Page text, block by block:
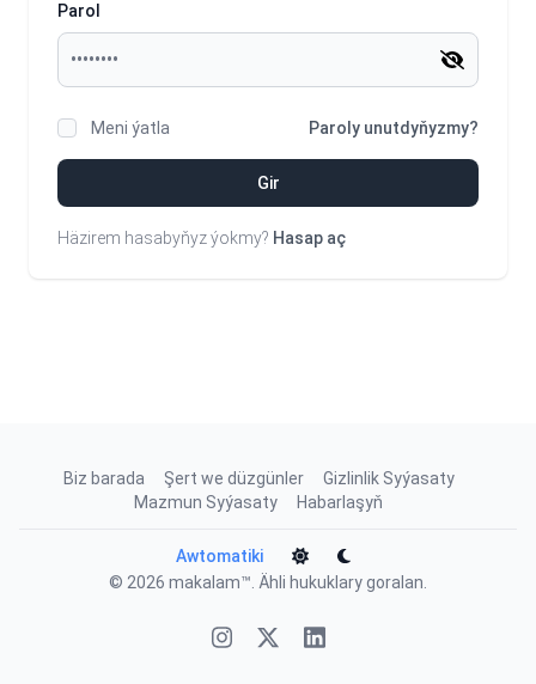
Parol
Meni ýatla Paroly unutdyňyzmy?
Gir
Häzirem hasabyňyz ýokmy? Hasap aç
Biz barada Şert we düzgünler
Gizlinlik Syýasaty
Mazmun Syýasaty
Habarlaşyň
Awtomatiki
© 2026 makalam™ . Ähli hukuklary goralan.